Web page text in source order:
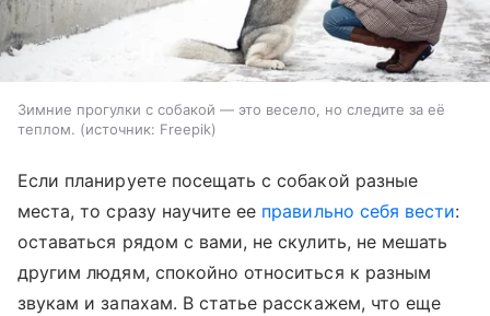
Зимние прогулки с собакой — это весело, но следите за её
теплом.
источник: Freepik
Если планируете посещать с собакой разные
места, то сразу научите ее правильно себя вести:
оставаться рядом с вами, не скулить, не мешать
другим людям, спокойно относиться к разным
звукам и запахам. В статье расскажем, что еще